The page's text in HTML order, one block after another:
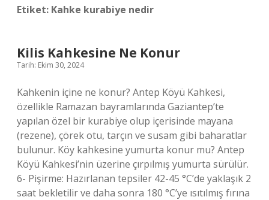
Etiket: Kahke kurabiye nedir
Kilis Kahkesine Ne Konur
Tarih: Ekim 30, 2024
Kahkenin içine ne konur? Antep Köyü Kahkesi,
özellikle Ramazan bayramlarında Gaziantep’te
yapılan özel bir kurabiye olup içerisinde mayana
(rezene), çörek otu, tarçın ve susam gibi baharatlar
bulunur. Köy kahkesine yumurta konur mu? Antep
Köyü Kahkesi’nin üzerine çırpılmış yumurta sürülür.
6- Pişirme: Hazırlanan tepsiler 42-45 °C’de yaklaşık 2
saat bekletilir ve daha sonra 180 °C’ye ısıtılmış fırına